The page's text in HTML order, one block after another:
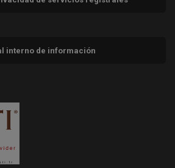
interno de información